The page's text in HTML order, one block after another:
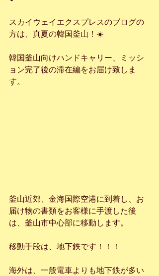
スカイウェイエクスプレスのブログの
方は、真夏の韓国釜山！☀️
韓国釜山向けハンドキャリー、ミッシ
ョン完了後の滞在編をお届け致しま
す。
釜山近郊、金海国際空港に到着し、お
届け物の書類をお客様に手渡した後
は、釜山市中心部に移動します。
移動手段は、地下鉄です！！！
海外は、一般電車よりも地下鉄が多い